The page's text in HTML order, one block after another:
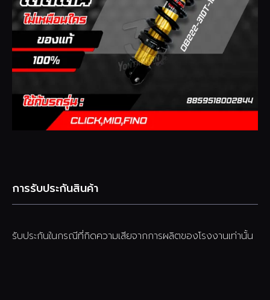
การรับประกันสินค้า
รับประกันในกรณีที่กิดความเสียจากการผลิตของโรงงานเท่านั้น